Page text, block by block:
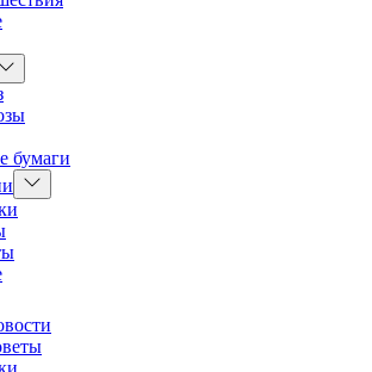
бумаги
Показать
подменю